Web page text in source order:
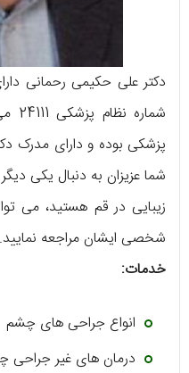
پزشکی بوده و دارای مدرک
شما عزیزان به دنبال یکی
زیبایی در قم هستید، می
شخصی ایشان مراجعه نمایید.
خدمات:
انواع جراحی های چشم
درمان های غیر جراحی